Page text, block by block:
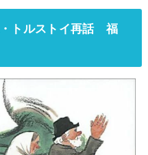
トルストイ再話 福